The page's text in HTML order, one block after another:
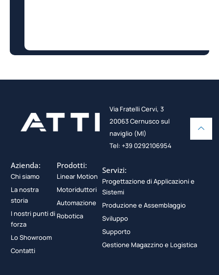
Via Fratelli Cervi, 3
20063 Cernusco sul
naviglio (MI)
Tel: +39 0292106954
Azienda:
Chi siamo
La nostra
storia
I nostri punti di
forza
Lo Showroom
Contatti
Prodotti:
Linear Motion
Motoriduttori
Automazione
Robotica
Servizi:
Progettazione di Applicazioni e
Sistemi
Produzione e Assemblaggio
Sviluppo
Supporto
Gestione Magazzino e Logistica